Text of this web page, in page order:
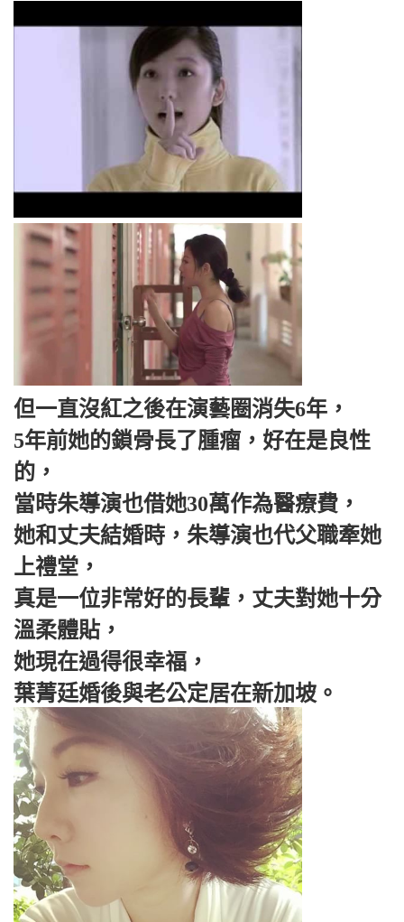
但一直沒紅之後在演藝圈消失6年，
5年前她的鎖骨長了腫瘤，好在是良性
的，
當時朱導演也借她30萬作為醫療費，
她和丈夫結婚時，朱導演也代父職牽她
上禮堂，
真是一位非常好的長輩，丈夫對她十分
溫柔體貼，
她現在過得很幸福，
葉菁廷婚後與老公定居在新加坡。